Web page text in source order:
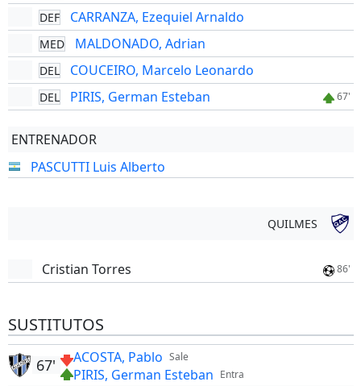
DEF CARRANZA, Ezequiel Arnaldo
MED MALDONADO, Adrian
DEL COUCEIRO, Marcelo Leonardo
DEL PIRIS, German Esteban 67'
ENTRENADOR
PASCUTTI Luis Alberto
QUILMES
Cristian Torres 86'
SUSTITUTOS
Sale
ACOSTA, Pablo
Entra
PIRIS, German Esteban
67'